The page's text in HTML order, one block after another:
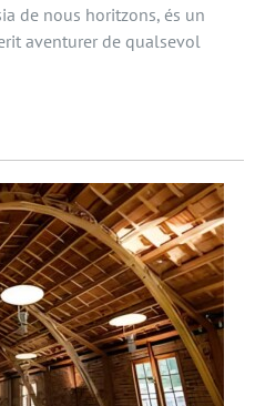
de nous horitzons, és un
aventurer de qualsevol